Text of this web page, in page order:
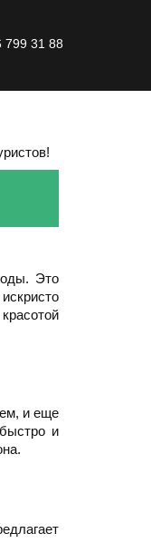
799 31 88
Это
и еще
и